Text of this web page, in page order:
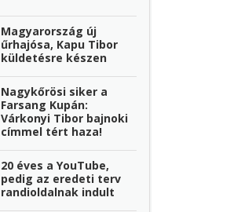
Magyarország új
űrhajósa, Kapu Tibor
küldetésre készen
Nagykőrösi siker a
Farsang Kupán:
Várkonyi Tibor bajnoki
címmel tért haza!
20 éves a YouTube,
pedig az eredeti terv
randioldalnak indult